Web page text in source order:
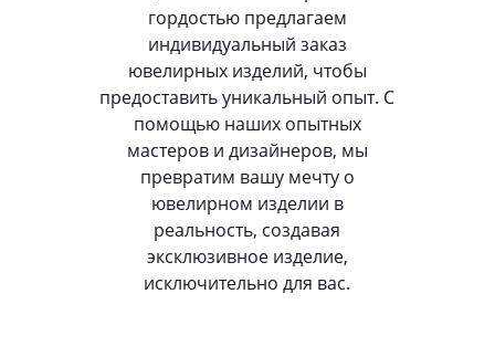
гордостью предлагаем
индивидуальный заказ
ювелирных изделий, чтобы
предоставить уникальный опыт. С
помощью наших опытных
мастеров и дизайнеров, мы
превратим вашу мечту о
ювелирном изделии в
реальность, создавая
эксклюзивное изделие,
исключительно для вас.